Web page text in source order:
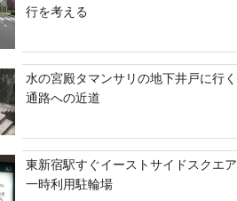
行を考える
水の宮殿タマンサリの地下井戸に行く
通路への近道
東新宿駅すぐイーストサイドスクエア
一時利用駐輪場